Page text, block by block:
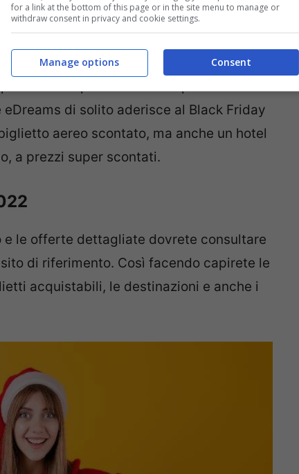
del 27 novembre, ma in alcuni casi anche a
davanti al computer e cliccare
posto. Infatti le offerte saranno quasi
a disposizione. Il tempismo diventa
di solito aderisce al Black Friday
aereo scontato, ma anche un hotel
a prezzi super scontati.
le offerte dettagliate dovrete consultare
di riferimento. Così facendo capirete le
acquistabili, le destinazioni e anche i
for a link at the bottom of this page or in the site menu to manage or
withdraw consent in privacy and cookie settings.
Consent
Manage options